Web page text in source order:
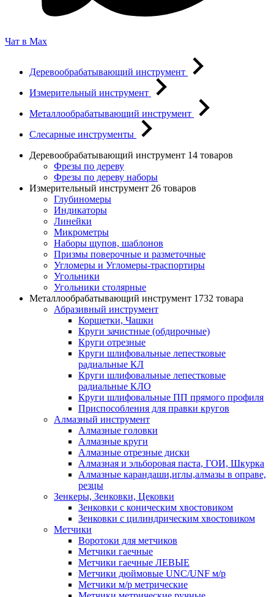
Чат в Max
Деревообрабатывающий инструмент
Измерительный инструмент
Металлообрабатывающий инструмент
Слесарные инструменты
Деревообрабатывающий инструмент 14 товаров
Фрезы по дереву
Фрезы по дереву наборы
Измерительный инструмент 26 товаров
Глубиномеры
Индикаторы
Линейки
Микрометры
Наборы щупов, шаблонов
Призмы поверочные и разметочные
Угломеры и Угломеры-траспортиры
Угольники
Угольники столярные
Металлообрабатывающий инструмент 1732 товара
Абразивный инструмент
Корщетки, Чашки
Круги зачистные (обдирочные)
Круги отрезные
Круги шлифовальные лепестковые
радиальные КЛ
Круги шлифовальные лепестковые
радиальные КЛО
Круги шлифовальные ПП прямого профиля
Приспособления для правки кругов
Алмазный инструмент
Алмазные головки
Алмазные круги
Алмазные отрезные диски
Алмазная и эльборовая паста, ГОИ, Шкурка
Алмазные карандаши,иглы,алмазы в оправе,
резцы
Зенкеры, Зенковки, Цековки
Зенковки с коническим хвостовиком
Зенковки с цилиндрическим хвостовиком
Метчики
Воротоки для метчиков
Метчики гаечные
Метчики гаечные ЛЕВЫЕ
Метчики дюймовые UNC/UNF м/р
Метчики м/р метрические